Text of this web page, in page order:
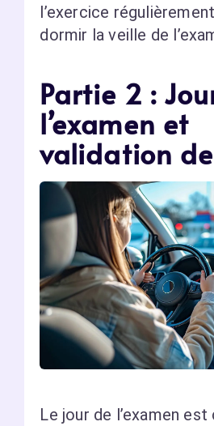
l’exercice
dormir la veille de
Partie 2 :
l’examen et
validation
Le jour de l’examen